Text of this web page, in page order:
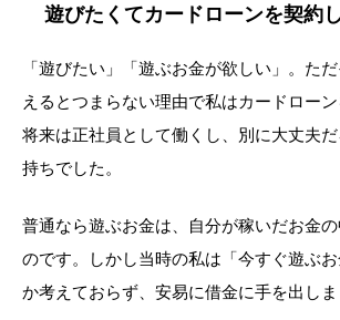
遊びたくてカードローンを契約
「遊びたい」「遊ぶお金が欲しい」。た
えるとつまらない理由で私はカードローン
将来は正社員として働くし、別に大丈夫
持ちでした。
普通なら遊ぶお金は、自分が稼いだお金
のです。しかし当時の私は「今すぐ遊ぶ
か考えておらず、安易に借金に手を出しま